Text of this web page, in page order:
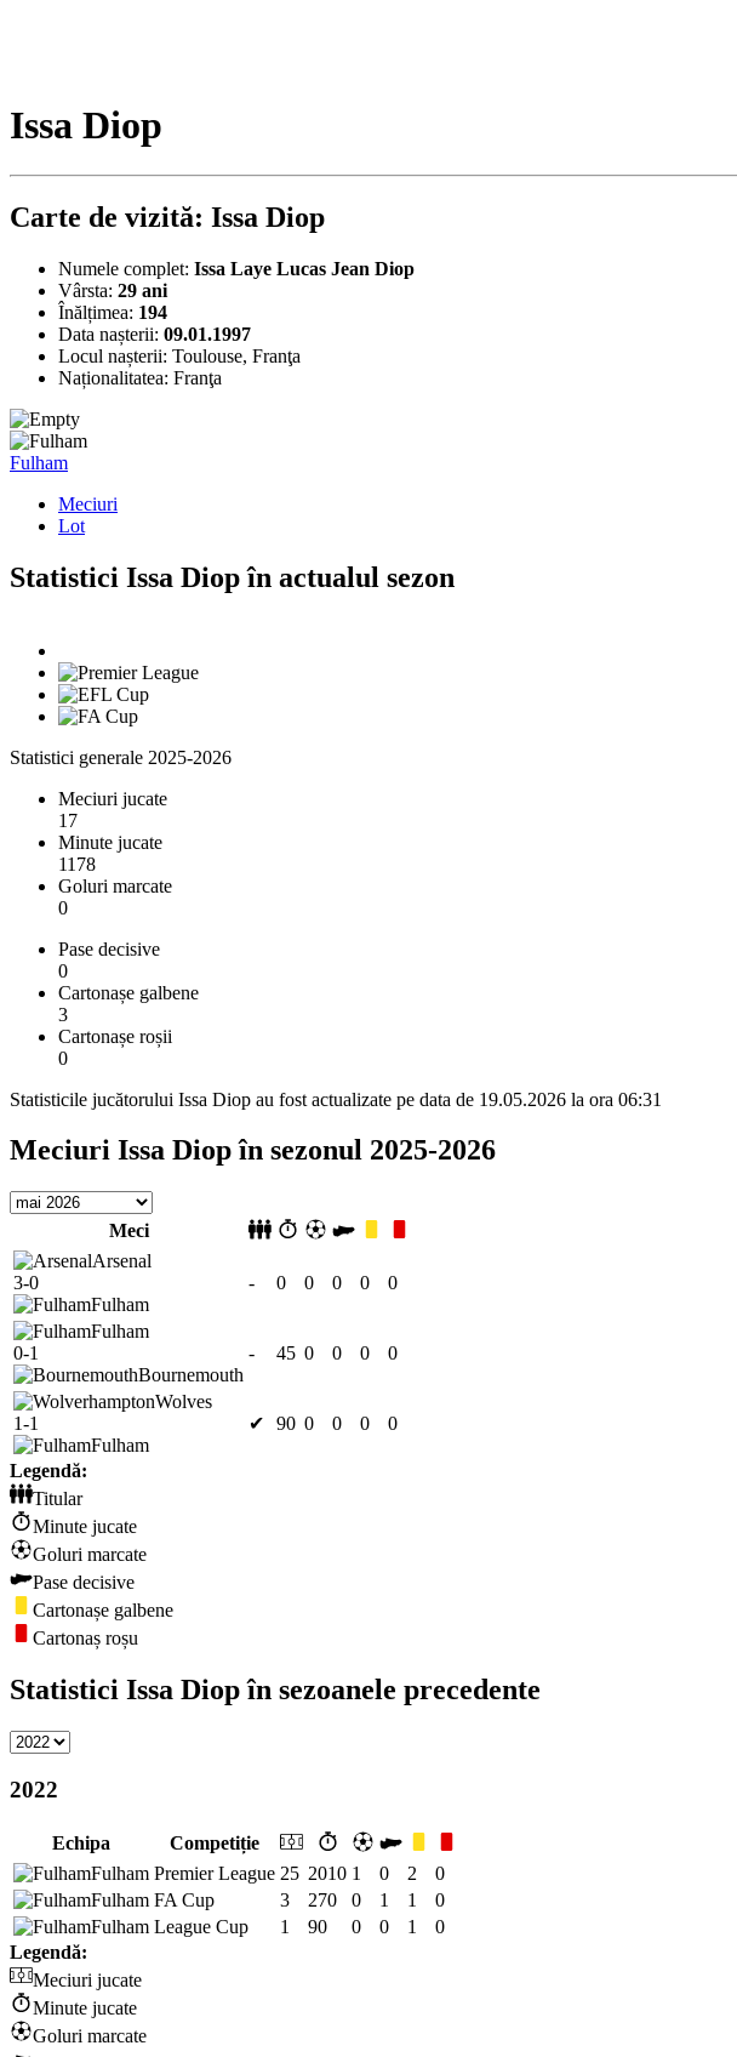
Issa Diop
Carte de vizită: Issa Diop
Numele complet: Issa Laye Lucas Jean Diop
Vârsta: 29 ani
Înălțimea: 194
Data nașterii: 09.01.1997
Locul nașterii: Toulouse, Franţa
Naționalitatea: Franţa
Fulham
Meciuri
Lot
Statistici Issa Diop în actualul sezon
Statistici generale 2025-2026
Meciuri jucate
17
Minute jucate
1178
Goluri marcate
0
Pase decisive
0
Cartonașe galbene
3
Cartonașe roșii
0
Statisticile jucătorului Issa Diop au fost actualizate pe data de 19.05.2026 la ora 06:31
Meciuri Issa Diop în sezonul 2025-2026
Meci
Arsenal
3-0
Fulham
- 0 0 0 0 0
Fulham
0-1
Bournemouth
- 45 0 0 0 0
Wolves
1-1
Fulham
✔ 90 0 0 0 0
Legendă:
Titular
Minute jucate
Goluri marcate
Pase decisive
Cartonașe galbene
Cartonaș roșu
Statistici Issa Diop în sezoanele precedente
2022
Echipa
Competiție
Fulham Premier League 25 2010 1 0 2
0
Fulham FA Cup 3 270 0 1 1
0
Fulham League Cup 1 90 0 0 1
0
Legendă:
Meciuri jucate
Minute jucate
Goluri marcate